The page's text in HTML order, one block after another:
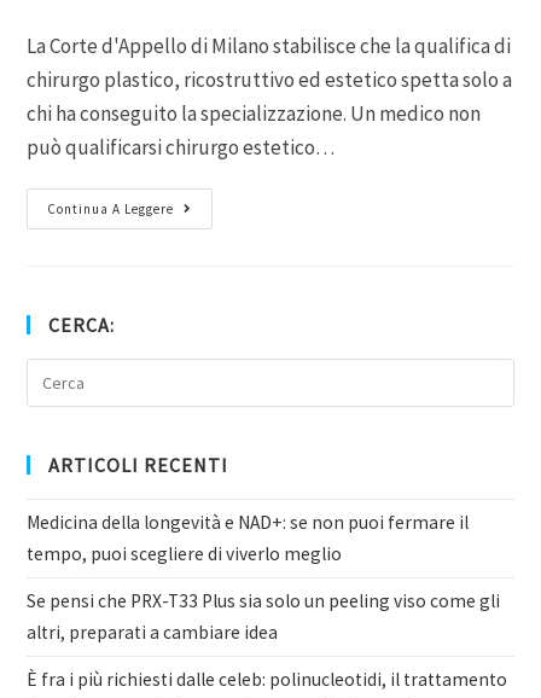
La Corte d'Appello di Milano stabilisce che la qualifica di
chirurgo plastico, ricostruttivo ed estetico spetta solo a
chi ha conseguito la specializzazione. Un medico non
può qualificarsi chirurgo estetico…
Continua A Leggere
CERCA:
ARTICOLI RECENTI
Medicina della longevità e NAD+: se non puoi fermare il
tempo, puoi scegliere di viverlo meglio
Se pensi che PRX-T33 Plus sia solo un peeling viso come gli
altri, preparati a cambiare idea
È fra i più richiesti dalle celeb: polinucleotidi, il trattamento